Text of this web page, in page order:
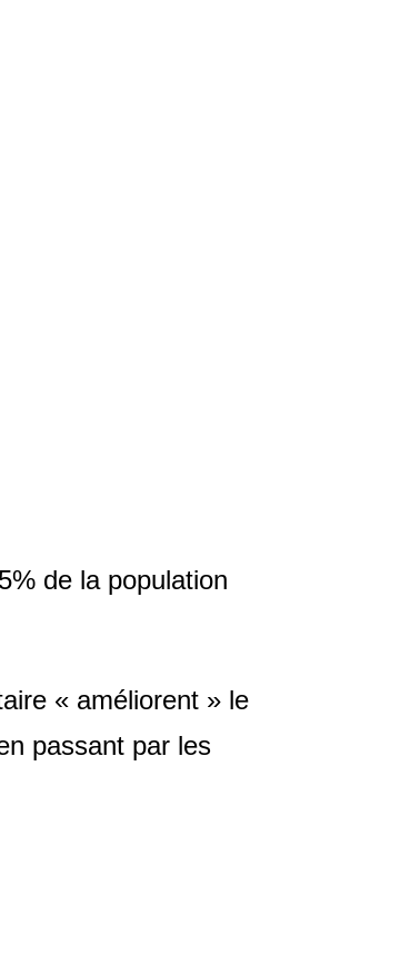
de la population
« améliorent » le
passant par les